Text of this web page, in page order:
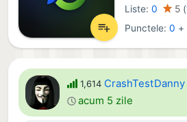
Liste: 0 5 (
Punctele:0 +
1,614 CrashTestDanny
acum 5 zile